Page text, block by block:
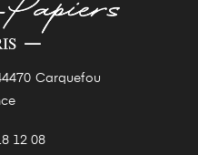
Carquefou
12 08